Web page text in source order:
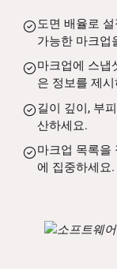
도면 배율로
가능한 마크업
마크업에 스냅
은 정보를 제
길이 깊이, 부
산하세요.
마크업 목록을
에 집중하세요.